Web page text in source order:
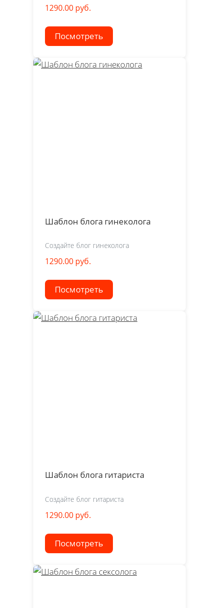
1290.00 руб.
Посмотреть
Шаблон блога гинеколога
Создайте блог гинеколога
1290.00 руб.
Посмотреть
Шаблон блога гитариста
Создайте блог гитариста
1290.00 руб.
Посмотреть